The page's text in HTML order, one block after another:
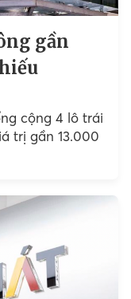
gần
cộng 4 lô trái
trị gần 13.000